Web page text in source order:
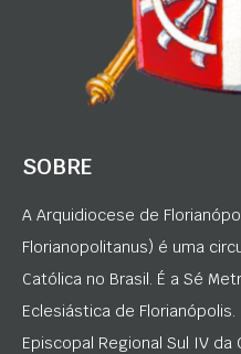
SOBRE
A Arquidiocese de
Florianopolitanus) é uma
Católica no Brasil. É a Sé
Eclesiástica de
Episcopal Regional Sul IV